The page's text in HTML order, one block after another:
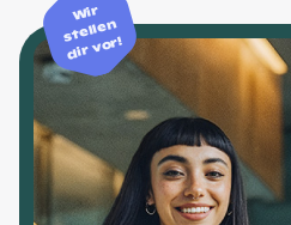
Wir
stellen
dir vor!